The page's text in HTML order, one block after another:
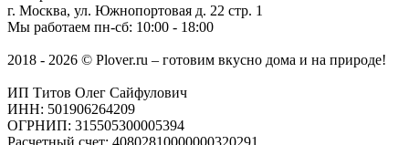
г. Москва, ул. Южнопортовая д. 22 стр. 1
Мы работаем пн-сб: 10:00 - 18:00
2018 - 2026 © Plover.ru – готовим вкусно дома и на природе!
ИП Титов Олег Сайфулович
ИНН: 501906264209
ОГРНИП: 315505300005394
Расчетный счет: 40802810000000320291